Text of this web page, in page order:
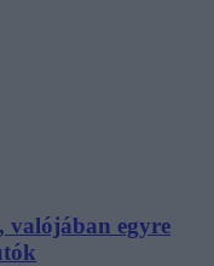
egyre